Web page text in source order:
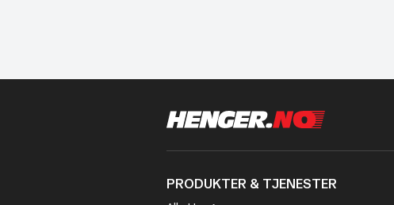
PRODUKTER & TJENESTER